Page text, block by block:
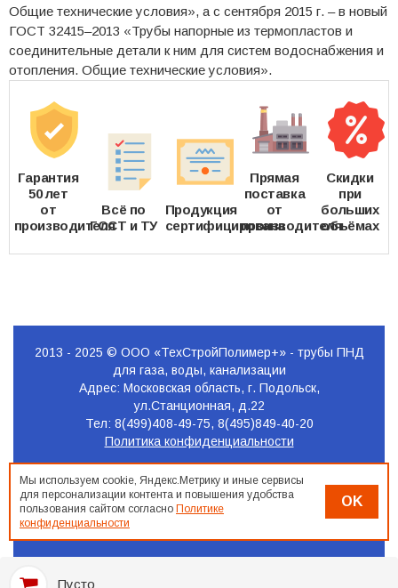
Пусто
Общие технические условия», а с сентября 2015 г. – в новый
ГОСТ 32415–2013 «Трубы напорные из термопластов и
соединительные детали к ним для систем водоснабжения и
отопления. Общие технические условия».
Гарантия
50 лет
от
производителя
Всё по
ГОСТ и ТУ
Продукция
сертифицирована
Прямая
поставка
от
производителя
Скидки
при
больших
объёмах
2013 - 2025 © ООО «ТехСтройПолимер+» - трубы ПНД
для газа, воды, канализации
Адрес: Московская область, г. Подольск,
ул.Станционная, д.22
Тел: 8(499)408-49-75, 8(495)849-40-20
Политика конфиденциальности
Продвижение
сайта
Seo-
Мы используем cookie, Яндекс.Метрику и иные сервисы
для персонализации контента и повышения удобства
пользования сайтом согласно Политике
конфиденциальности
OK